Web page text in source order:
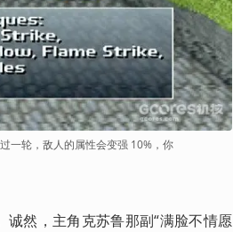
一轮，敌人的属性会变强 10%，你
然，主角克苏鲁那副“满脸不情愿